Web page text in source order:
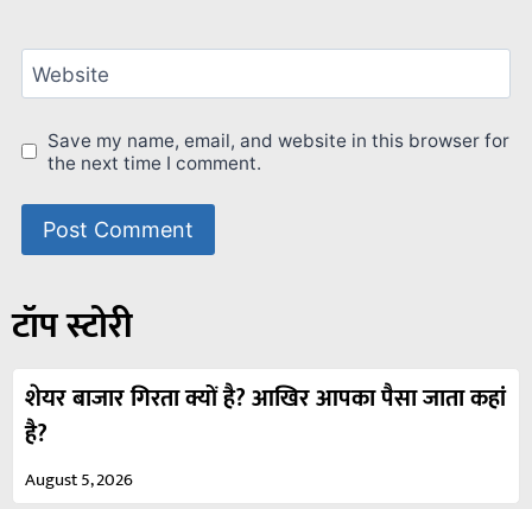
Website
Save my name, email, and website in this browser for
the next time I comment.
टॉप स्टोरी
शेयर बाजार गिरता क्यों है? आखिर आपका पैसा जाता कहां
है?
August 5, 2026